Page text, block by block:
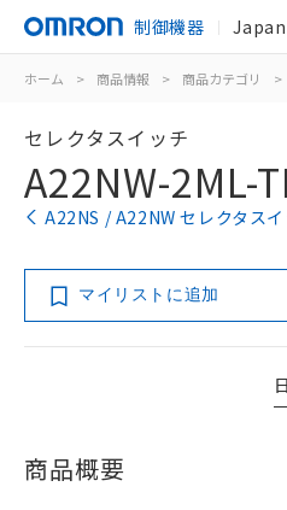
制御機器 Japan
ホーム > 商品情報 > 商品カテゴリ >
セレクタスイッチ
A22NW-2ML-
A22NS / A22NW セレクタス
マイリストに追加
商品概要